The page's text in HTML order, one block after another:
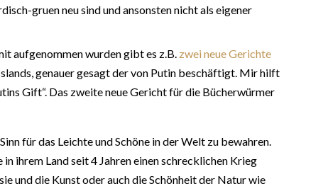
gruen neu sind und ansonsten nicht als eigener
aufgenommen wurden gibt es z.B. zwei neue Gerichte
genauer gesagt der von Putin beschäftigt. Mir hilft
Gift“. Das zweite neue Gericht für die Bücherwürmer
für das Leichte und Schöne in der Welt zu bewahren.
ihrem Land seit 4 Jahren einen schrecklichen Krieg
und die Kunst oder auch die Schönheit der Natur wie